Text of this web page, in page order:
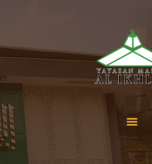
Tentang Kami
Sekolah
Berita